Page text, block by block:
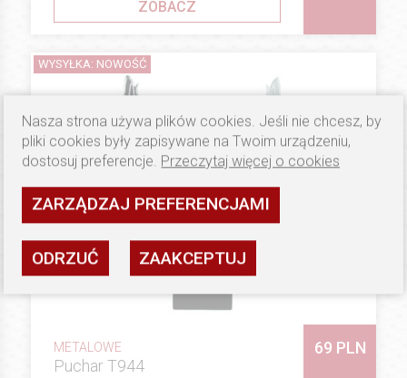
ZOBACZ
METALOWE
Puchar T944
69 PLN
WYSYŁKA: NOWOŚĆ
Nasza strona używa plików cookies. Jeśli nie chcesz, by
pliki cookies były zapisywane na Twoim urządzeniu,
dostosuj preferencje. Przeczytaj więcej o cookies
ZARZĄDZAJ PREFERENCJAMI
ODRZUĆ ZAAKCEPTUJ